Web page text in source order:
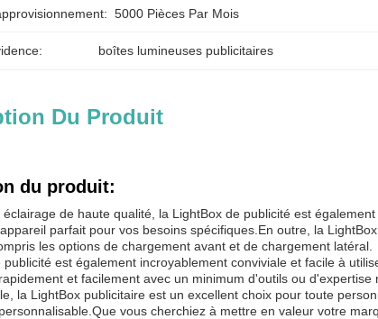
5000 Pièces Par Mois
boîtes lumineuses publicitaires
Du Produit
du produit:
éclairage de haute qualité, la LightBox de publicité est
parfait pour vos besoins spécifiques.En outre, la
les options de chargement avant et de chargement latéral.
publicité est également incroyablement conviviale et facile à
et facilement avec un minimum d'outils ou d'expertise
la LightBox publicitaire est un excellent choix pour toute
vous cherchiez à mettre en valeur votre